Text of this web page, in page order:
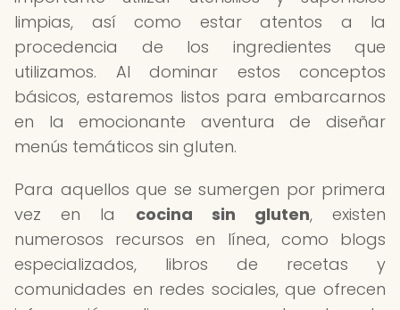
limpias, así como estar atentos a la
procedencia de los ingredientes que
utilizamos. Al dominar estos conceptos
básicos, estaremos listos para embarcarnos
en la emocionante aventura de diseñar
menús temáticos sin gluten.
Para aquellos que se sumergen por primera
vez en la cocina sin gluten, existen
numerosos recursos en línea, como blogs
especializados, libros de recetas y
comunidades en redes sociales, que ofrecen